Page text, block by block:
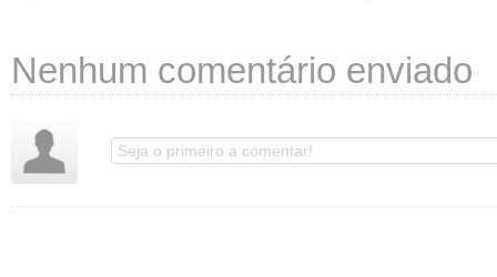
Nenhum comentário enviado